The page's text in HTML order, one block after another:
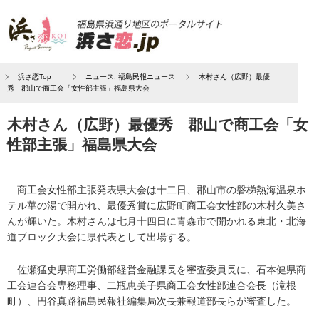
浜さ恋Top ニュース 福島民報ニュース
木村さん（広野）最優
秀 郡山で商工会「女性部主張」福島県大会
木村さん（広野）最優秀 郡山で商工会「女
性部主張」福島県大会
商工会女性部主張発表県大会は十二日、郡山市の磐梯熱海温泉ホ
テル華の湯で開かれ、最優秀賞に広野町商工会女性部の木村久美さ
んが輝いた。木村さんは七月十四日に青森市で開かれる東北・北海
道ブロック大会に県代表として出場する。
佐瀬猛史県商工労働部経営金融課長を審査委員長に、石本健県商
工会連合会専務理事、二瓶恵美子県商工会女性部連合会長（滝根
町）、円谷真路福島民報社編集局次長兼報道部長らが審査した。